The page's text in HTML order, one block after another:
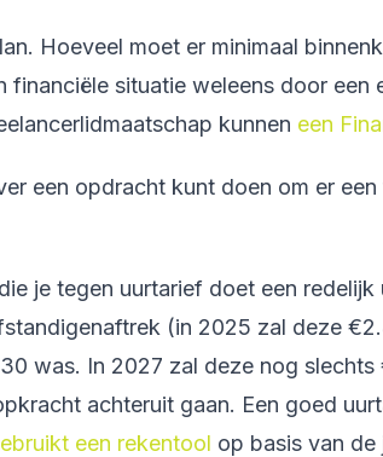
Hoeveel moet er minimaal
financiële situatie weleens door een
kunnen een
een opdracht kunt doen om er
je tegen uurtarief doet een
(in 2025 zal deze
was. In 2027 zal deze nog
achteruit gaan. Een goed
een rekentool op basis van de